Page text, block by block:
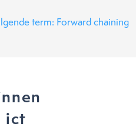
term: Forward chaining
ict